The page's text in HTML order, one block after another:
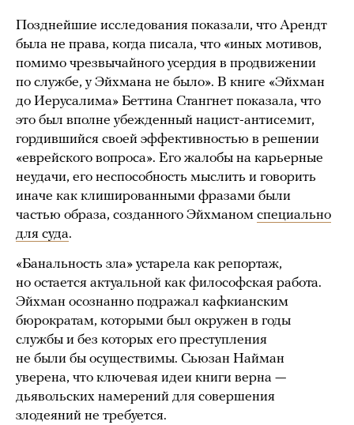
Позднейшие исследования показали, что Арендт
была не права, когда писала, что «иных мотивов,
помимо чрезвычайного усердия в продвижении
по службе, у Эйхмана не было». В книге «Эйхман
до Иерусалима» Беттина Стангнет показала, что
это был вполне убежденный нацист-антисемит,
гордившийся своей эффективностью в решении
«еврейского вопроса». Его жалобы на карьерные
неудачи, его неспособность мыслить и говорить
иначе как клишированными фразами были
частью образа, созданного Эйхманом специально
для суда.
«Банальность зла» устарела как репортаж,
но остается актуальной как философская работа.
Эйхман осознанно подражал кафкианским
бюрократам, которыми был окружен в годы
службы и без которых его преступления
не были бы осуществимы. Сьюзан Найман
уверена, что ключевая идеи книги верна —
дьявольских намерений для совершения
злодеяний не требуется.